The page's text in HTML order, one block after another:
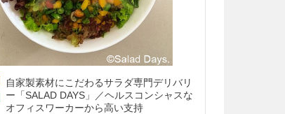
自家製素材にこだわるサラダ専門デリバリ
ー「SALAD DAYS」／ヘルスコンシャスな
オフィスワーカーから高い支持